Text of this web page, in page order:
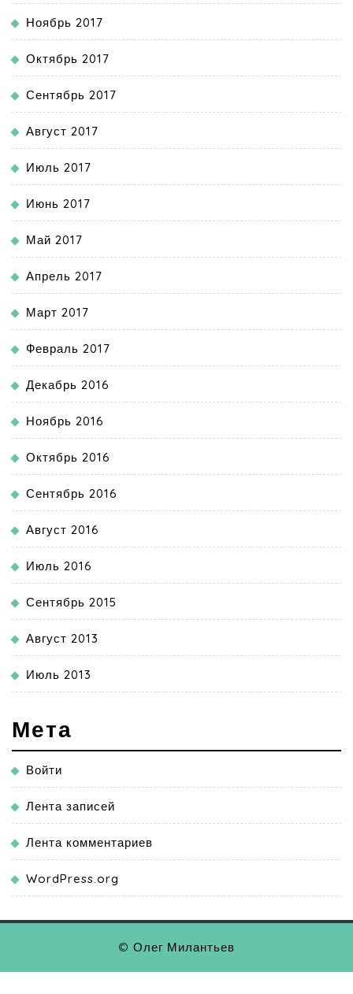
Ноябрь 2017
Октябрь 2017
Сентябрь 2017
Август 2017
Июль 2017
Июнь 2017
Май 2017
Апрель 2017
Март 2017
Февраль 2017
Декабрь 2016
Ноябрь 2016
Октябрь 2016
Сентябрь 2016
Август 2016
Июль 2016
Сентябрь 2015
Август 2013
Июль 2013
Мета
Войти
Лента записей
Лента комментариев
WordPress.org
© Олег Милантьев